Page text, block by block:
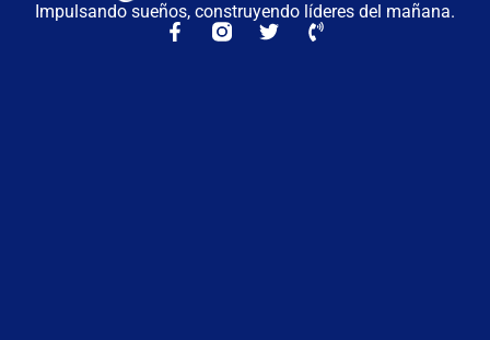
Impulsando sueños, construyendo líderes del mañana.